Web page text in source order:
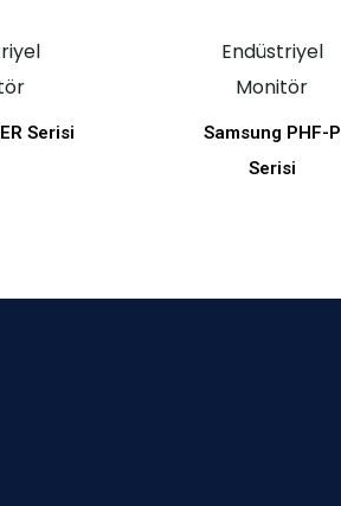
Serisi
Endüstriyel
Monitör
Samsung PHF-P
Serisi